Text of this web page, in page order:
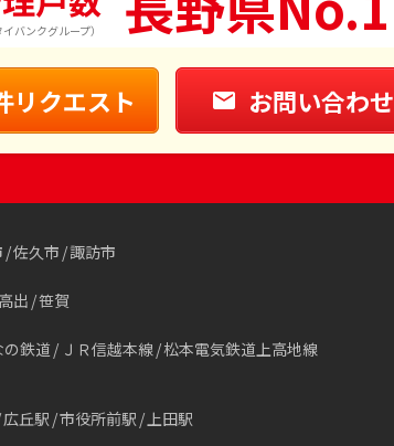
ンクグループ）
リクエスト お問い合わせ
佐久市 諏訪市
出 笹賀
の鉄道 ＪＲ信越本線 松本電気鉄道上高地線
広丘駅 市役所前駅 上田駅